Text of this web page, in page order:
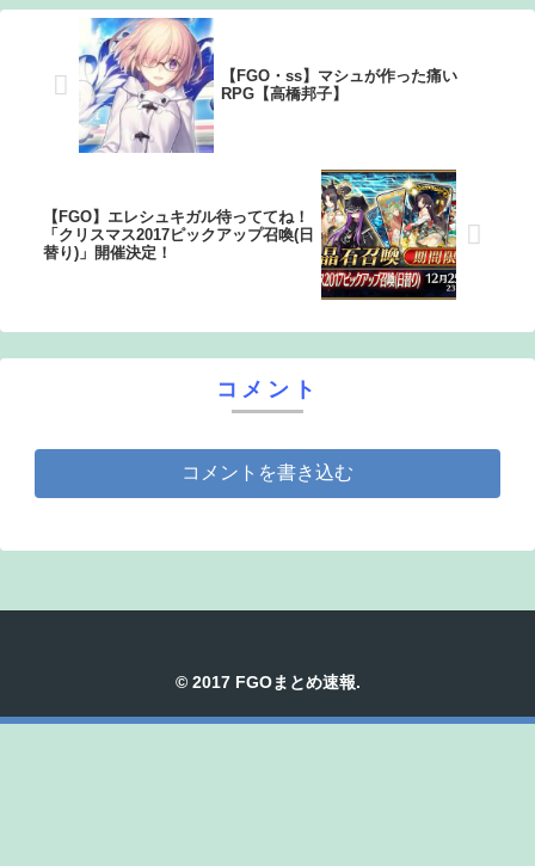
ンから心配の声：26/08/07のニュース
【FGO・ss】マシュが作った痛い
RPG【高橋邦子】
【FGO】エレシュキガル待っててね！
「クリスマス2017ピックアップ召喚(日
替り)」開催決定！
コメント
コメントを書き込む
© 2017 FGOまとめ速報.